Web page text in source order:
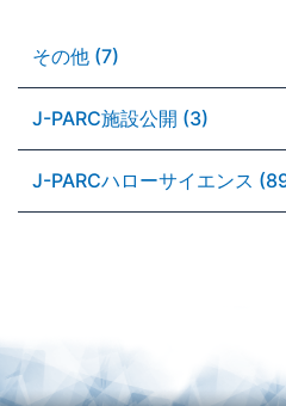
その他 (7)
J-PARC施設公開 (3)
J-PARCハローサイエンス